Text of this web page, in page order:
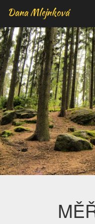
Dana Mlejnková